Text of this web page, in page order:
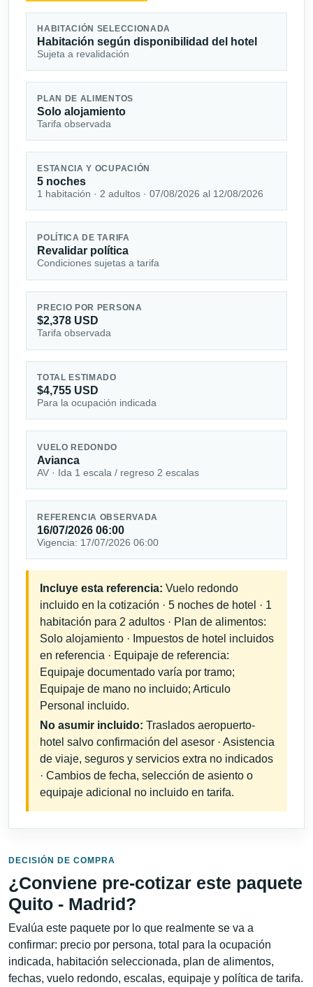
HABITACIÓN SELECCIONADA
Habitación según disponibilidad del hotel
Sujeta a revalidación
PLAN DE ALIMENTOS
Solo alojamiento
Tarifa observada
ESTANCIA Y OCUPACIÓN
5 noches
1 habitación · 2 adultos · 07/08/2026 al 12/08/2026
POLÍTICA DE TARIFA
Revalidar política
Condiciones sujetas a tarifa
PRECIO POR PERSONA
$2,378 USD
Tarifa observada
TOTAL ESTIMADO
$4,755 USD
Para la ocupación indicada
VUELO REDONDO
Avianca
AV · Ida 1 escala / regreso 2 escalas
REFERENCIA OBSERVADA
16/07/2026 06:00
Vigencia: 17/07/2026 06:00
Incluye esta referencia: Vuelo redondo
incluido en la cotización · 5 noches de hotel · 1
habitación para 2 adultos · Plan de alimentos:
Solo alojamiento · Impuestos de hotel incluidos
en referencia · Equipaje de referencia:
Equipaje documentado varía por tramo;
Equipaje de mano no incluido; Articulo
Personal incluido.
No asumir incluido: Traslados aeropuerto-
hotel salvo confirmación del asesor · Asistencia
de viaje, seguros y servicios extra no indicados
· Cambios de fecha, selección de asiento o
equipaje adicional no incluido en tarifa.
DECISIÓN DE COMPRA
¿Conviene pre-cotizar este paquete
Quito - Madrid?
Evalúa este paquete por lo que realmente se va a
confirmar: precio por persona, total para la ocupación
indicada, habitación seleccionada, plan de alimentos,
fechas, vuelo redondo, escalas, equipaje y política de tarifa.